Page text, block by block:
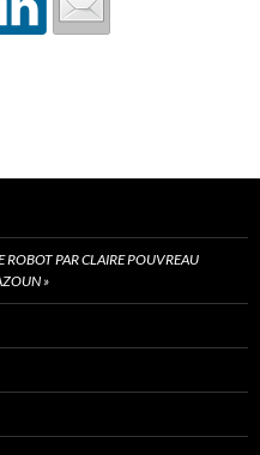
ROBOT PAR CLAIRE POUVREAU
»